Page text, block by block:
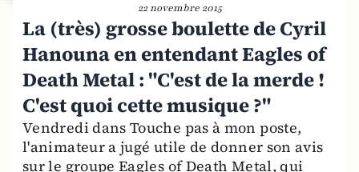
22 novembre 2015
La (très) grosse boulette de Cyril
Hanouna en entendant Eagles of
Death Metal : "C'est de la merde !
C'est quoi cette musique ?"
Vendredi dans Touche pas à mon poste,
l'animateur a jugé utile de donner son avis
sur le groupe Eagles of Death Metal, qui